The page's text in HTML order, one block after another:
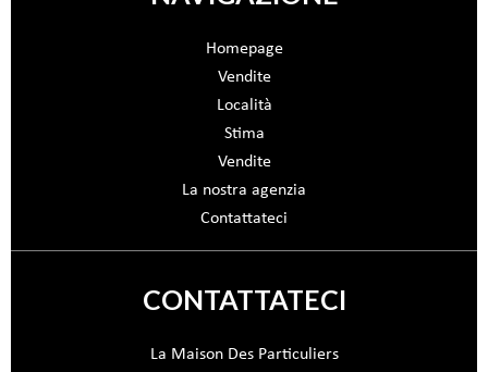
Homepage
Vendite
Località
Stima
Vendite
La nostra agenzia
Contattateci
CONTATTATECI
La Maison Des Particuliers